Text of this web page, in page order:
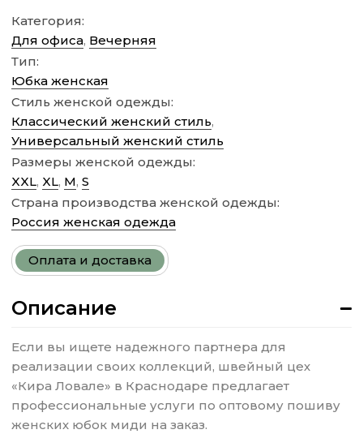
Категория:
Для офиса, Вечерняя
Тип:
Юбка женская
Стиль женской одежды:
Классический женский стиль,
Универсальный женский стиль
Размеры женской одежды:
XXL, XL, M,S
Страна производства женской одежды:
Россия женская одежда
Оплата и доставка
Описание
Если вы ищете надежного партнера для
реализации своих коллекций, швейный цех
«Кира Ловале» в Краснодаре предлагает
профессиональные услуги по оптовому пошиву
женских юбок миди на заказ.